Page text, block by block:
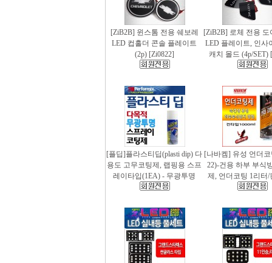
[ZiB2B] 윈스톰 전용 쉐보레
LED 컵홀더 콘솔 플레이트
(2p) [Zi0822]
[ZiB2B] 로체 전용 도
LED 플레이트, 인사
캐치 몰드 (4p/SET)
[플딥]플라스티딥(plasti dip) 다
용도 고무코팅제, 랩핑용 스프
레이타입(1EA) - 무광투명
[나바켐] 유성 언더
22)-건용 하부 부식
제, 언더코팅 1리터/